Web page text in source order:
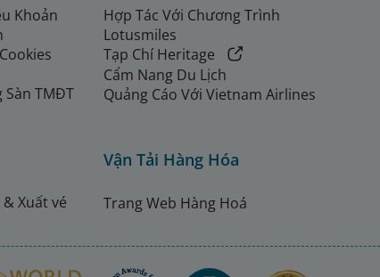
Khoản
Sàn TMĐT
Xuất vé
Hợp Tác Với Chương Trình
Lotusmiles
Tạp Chí Heritage
Cẩm Nang Du Lịch
Quảng Cáo Với Vietnam Airlines
Vận Tải Hàng Hóa
Trang Web Hàng Hoá